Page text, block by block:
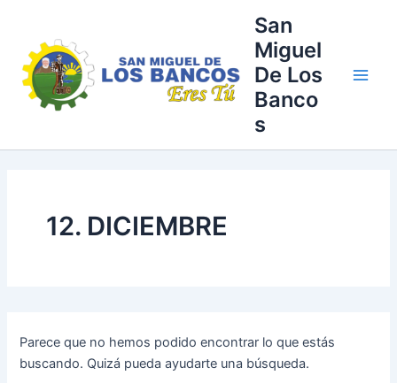
contenido
San
Miguel
De Los
Banco
s
12. DICIEMBRE
Parece que no hemos podido encontrar lo que estás
buscando. Quizá pueda ayudarte una búsqueda.